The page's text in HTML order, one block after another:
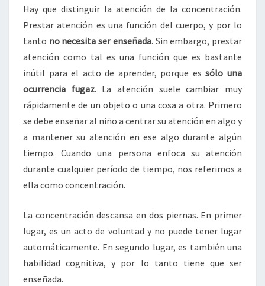
Hay que distinguir la atención de la concentración.
Prestar atención es una función del cuerpo, y por lo
tanto no necesita ser enseñada. Sin embargo, prestar
atención como tal es una función que es bastante
inútil para el acto de aprender, porque essólo una
ocurrencia fugaz. La atención suele cambiar muy
rápidamente de un objeto o una cosa a otra. Primero
se debe enseñar al niño a centrar su atención en algo y
a mantener su atención en ese algo durante algún
tiempo. Cuando una persona enfoca su atención
durante cualquier período de tiempo, nos referimos a
ella como concentración.
La concentración descansa en dos piernas. En primer
lugar, es un acto de voluntad y no puede tener lugar
automáticamente. En segundo lugar, es también una
habilidad cognitiva, y por lo tanto tiene que ser
enseñada.